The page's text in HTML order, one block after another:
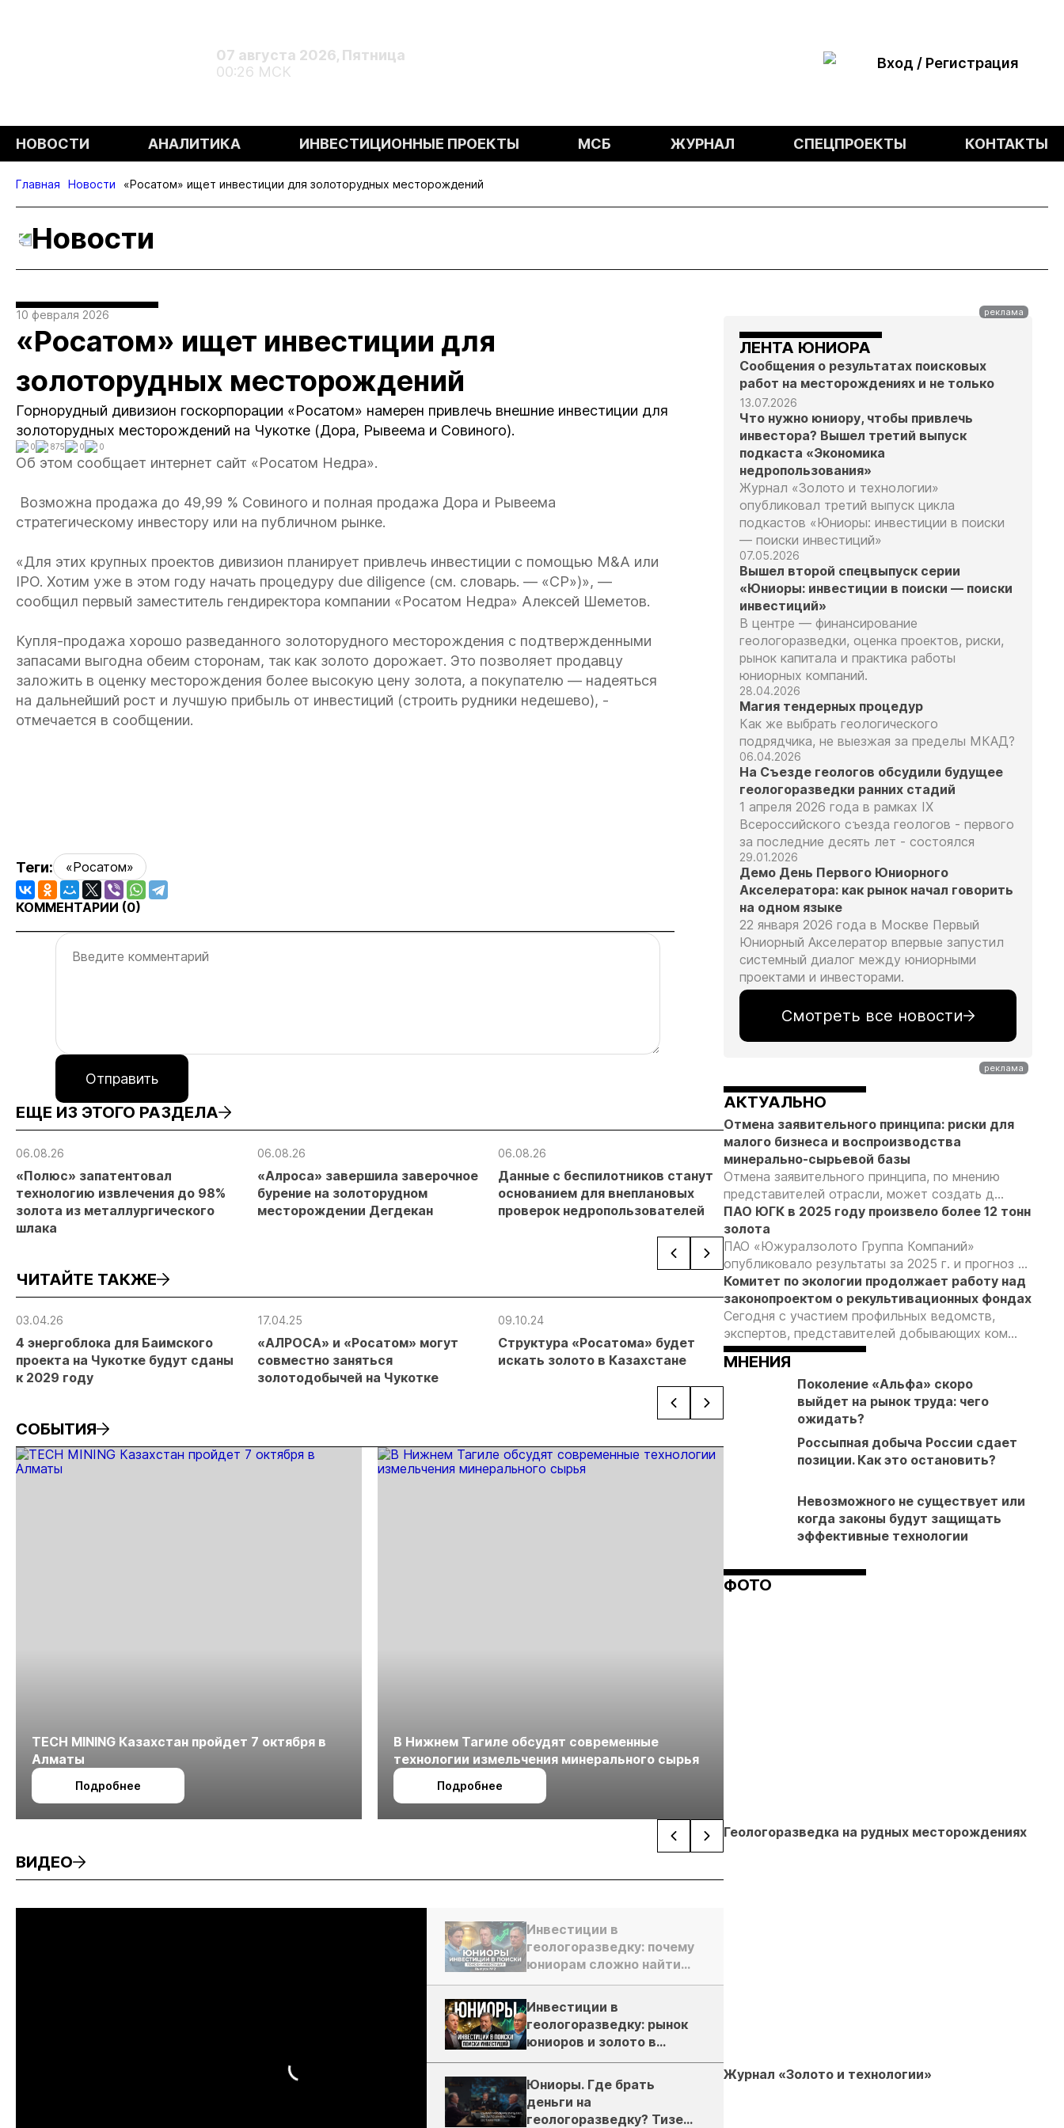
07 августа 2026, Пятница
00:26 МСК
Вход / Регистрация
НОВОСТИ АНАЛИТИКА ИНВЕСТИЦИОННЫЕ ПРОЕКТЫ МСБ ЖУРНАЛ СПЕЦПРОЕКТЫ КОНТАКТЫ
Главная Новости «Росатом» ищет инвестиции для золоторудных месторождений
Новости
10 февраля 2026
«Росатом» ищет инвестиции для
золоторудных месторождений
Горнорудный дивизион госкорпорации «Росатом» намерен привлечь внешние инвестиции для
золоторудных месторождений на Чукотке (Дора, Рывеема и Совиного).
0 875 0 0
Об этом сообщает интернет сайт «Росатом Недра».
Возможна продажа до 49,99 % Совиного и полная продажа Дора и Рывеема
стратегическому инвестору или на публичном рынке.
«Для этих крупных проектов дивизион планирует привлечь инвестиции с помощью M&A или
IPO. Хотим уже в этом году начать процедуру due diligence (см. словарь. — «СР»)», —
сообщил первый заместитель гендиректора компании «Росатом Недра» Алексей Шеметов.
Купля-продажа хорошо разведанного золоторудного месторождения с подтвержденными
запасами выгодна обеим сторонам, так как золото дорожает. Это позволяет продавцу
заложить в оценку месторождения более высокую цену золота, а покупателю — надеяться
на дальнейший рост и лучшую прибыль от инвестиций (строить рудники недешево), -
отмечается в сообщении.
Теги: «Росатом»
КОММЕНТАРИИ (0)
Отправить
ЕЩЕ ИЗ ЭТОГО РАЗДЕЛА
06.08.26
«Полюс» запатентовал
технологию извлечения до 98%
золота из металлургического
шлака
06.08.26
«Алроса» завершила заверочное
бурение на золоторудном
месторождении Дегдекан
06.08.26
Данные с беспилотников станут
основанием для внеплановых
проверок недропользователей
Добыча золота на Камчатке
снизилась на 20,3% в первом
полугодии
Кассация
приговор
добыче 43
ЧИТАЙТЕ ТАКЖЕ
03.04.26
4 энергоблока для Баимского
проекта на Чукотке будут сданы
к 2029 году
17.04.25
«АЛРОСА» и «Росатом» могут
совместно заняться
золотодобычей на Чукотке
09.10.24
Структура «Росатома» будет
искать золото в Казахстане
12.08.24
«Росатом» направит 693 млн
рублей на изучение Курунга в
05.04.24
«Росатом»
СОБЫТИЯ
TECH MINING Казахстан пройдет 7 октября в
Алматы
Подробнее
В Нижнем Тагиле обсудят современные
технологии измельчения минерального сырья
Подробнее
ВИДЕО
Инвестиции в
геологоразведку: почему
юниорам сложно найти
деньги
Инвестиции в
геологоразведку: рынок
юниоров и золото в
России
Юниоры. Где брать
деньги на
геологоразведку? Тизер
ЛЕНТА ЮНИОРА
Сообщения о результатах поисковых
работ на месторождениях и не только
13.07.2026
Что нужно юниору, чтобы привлечь
инвестора? Вышел третий выпуск
подкаста «Экономика
недропользования»
Журнал «Золото и технологии»
опубликовал третий выпуск цикла
подкастов «Юниоры: инвестиции в поиски
— поиски инвестиций»
07.05.2026
Вышел второй спецвыпуск серии
«Юниоры: инвестиции в поиски — поиски
инвестиций»
В центре — финансирование
геологоразведки, оценка проектов, риски,
рынок капитала и практика работы
юниорных компаний.
28.04.2026
Магия тендерных процедур
Как же выбрать геологического
подрядчика, не выезжая за пределы МКАД?
06.04.2026
На Съезде геологов обсудили будущее
геологоразведки ранних стадий
1 апреля 2026 года в рамках IX
Всероссийского съезда геологов - первого
за последние десять лет - состоялся
29.01.2026
Демо День Первого Юниорного
Акселератора: как рынок начал говорить
на одном языке
22 января 2026 года в Москве Первый
Юниорный Акселератор впервые запустил
системный диалог между юниорными
проектами и инвесторами.
Смотреть все новости
АКТУАЛЬНО
Отмена заявительного принципа: риски для
малого бизнеса и воспроизводства
минерально-сырьевой базы
Отмена заявительного принципа, по мнению
представителей отрасли, может создать д...
ПАО ЮГК в 2025 году произвело более 12 тонн
золота
ПАО «Южуралзолото Группа Компаний»
опубликовало результаты за 2025 г. и прогноз ...
Комитет по экологии продолжает работу над
законопроектом о рекультивационных фондах
Сегодня с участием профильных ведомств,
экспертов, представителей добывающих ком...
МНЕНИЯ
Поколение «Альфа» скоро
выйдет на рынок труда: чего
ожидать?
Россыпная добыча России сдает
позиции. Как это остановить?
Невозможного не существует или
когда законы будут защищать
эффективные технологии
ФОТО
Геологоразведка на рудных месторождениях
Журнал «Золото и технологии»